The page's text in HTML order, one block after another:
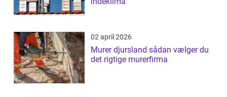
02 april 2026
Murer djursland sådan vælger du
det rigtige murerfirma